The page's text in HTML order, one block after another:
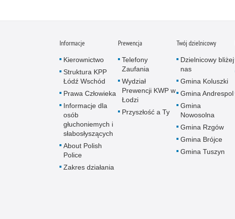
Informacje
Kierownictwo
Struktura KPP
Łódź Wschód
Prawa Człowieka
Informacje dla
osób
głuchoniemych i
słabosłyszących
About Polish
Police
Zakres działania
Prewencja
Telefony
Zaufania
Wydział
Prewencji KWP w
Łodzi
Przyszłość a Ty
Twój dzielnicowy
Dzielnicowy bliżej
nas
Gmina Koluszki
Gmina Andrespol
Gmina
Nowosolna
Gmina Rzgów
Gmina Brójce
Gmina Tuszyn